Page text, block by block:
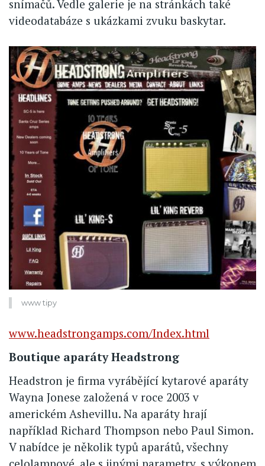
snímačů. Vedle galerie je na stránkách také
videodatabáze s ukázkami zvuku baskytar.
www tipy
www.headstrongamps.com/Index.html
Boutique aparáty Headstrong
Headstron je firma vyrábějící kytarové aparáty
Wayna Jonese založená v roce 2003 v
americkém Ashevillu. Na aparáty hrají
například Richard Thompson nebo Paul Simon.
V nabídce je několik typů aparátů, všechny